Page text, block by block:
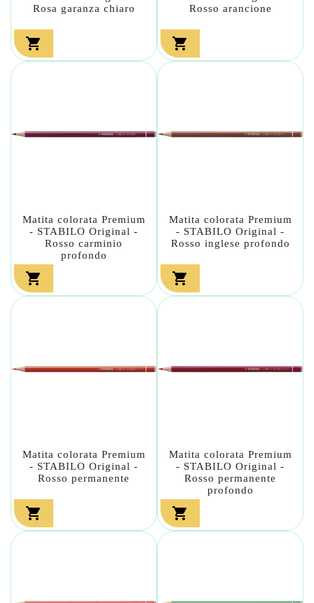
Rosa garanza chiaro

Rosso arancione

Matita colorata Premium
- STABILO Original -
Rosso carminio
profondo

Matita colorata Premium
- STABILO Original -
Rosso inglese profondo

Matita colorata Premium
- STABILO Original -
Rosso permanente

Matita colorata Premium
- STABILO Original -
Rosso permanente
profondo
